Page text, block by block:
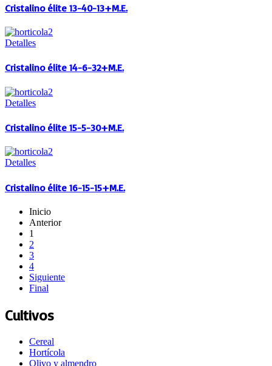
Cristalino élite 13-40-13+M.E.
Detalles
Cristalino élite 14-6-32+M.E.
Detalles
Cristalino élite 15-5-30+M.E.
Detalles
Cristalino élite 16-15-15+M.E.
Inicio
Anterior
1
2
3
4
Siguiente
Final
Cultivos
Cereal
Hortícola
Olivo y almendro